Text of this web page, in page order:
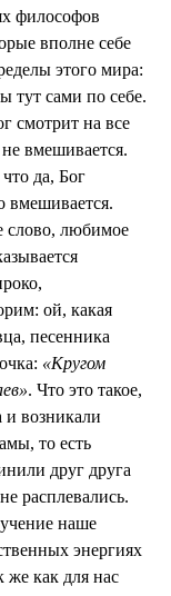
философов
вполне себе
этого мира:
тут сами по себе.
смотрит на все
вмешивается.
да, Бог
вмешивается.
слово, любимое
ой, какая
песенника
«Кругом
. Что это такое,
и возникали
то есть
друг друга
расплевались.
наше
энергиях
же как для нас